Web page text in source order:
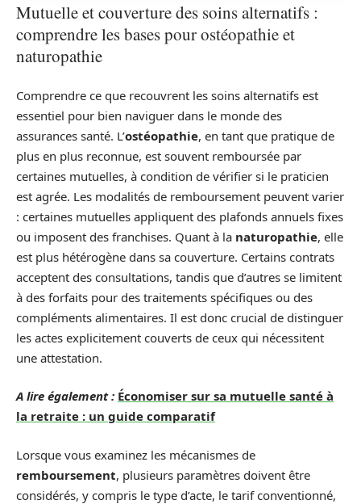
Mutuelle et couverture des soins alternatifs :
comprendre les bases pour ostéopathie et
naturopathie
Comprendre ce que recouvrent les soins alternatifs est
essentiel pour bien naviguer dans le monde des
assurances santé. L’ostéopathie, en tant que pratique de
plus en plus reconnue, est souvent remboursée par
certaines mutuelles, à condition de vérifier si le praticien
est agrée. Les modalités de remboursement peuvent varier
: certaines mutuelles appliquent des plafonds annuels fixes
ou imposent des franchises. Quant à la naturopathie, elle
est plus hétérogène dans sa couverture. Certains contrats
acceptent des consultations, tandis que d’autres se limitent
à des forfaits pour des traitements spécifiques ou des
compléments alimentaires. Il est donc crucial de distinguer
les actes explicitement couverts de ceux qui nécessitent
une attestation.
A lire également : Économiser sur sa mutuelle santé à
la retraite : un guide comparatif
Lorsque vous examinez les mécanismes de
remboursement, plusieurs paramètres doivent être
considérés, y compris le type d’acte, le tarif conventionné,